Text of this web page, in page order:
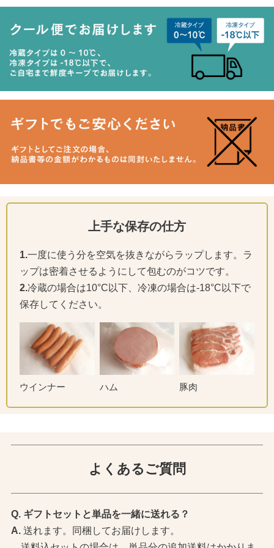
上手な保存の仕方
1.一度に使う分を空気を抜きながらラップします。ラ
ップは密着させるようにして包むのがコツです。
2.冷蔵の場合は10°C以下、冷凍の場合は-18°C以下で
保存してください。
ウインナー ハム 豚肉
よくあるご質問
ギフトセットと単品を一緒に送れる？
送れます。同梱してお届けします。